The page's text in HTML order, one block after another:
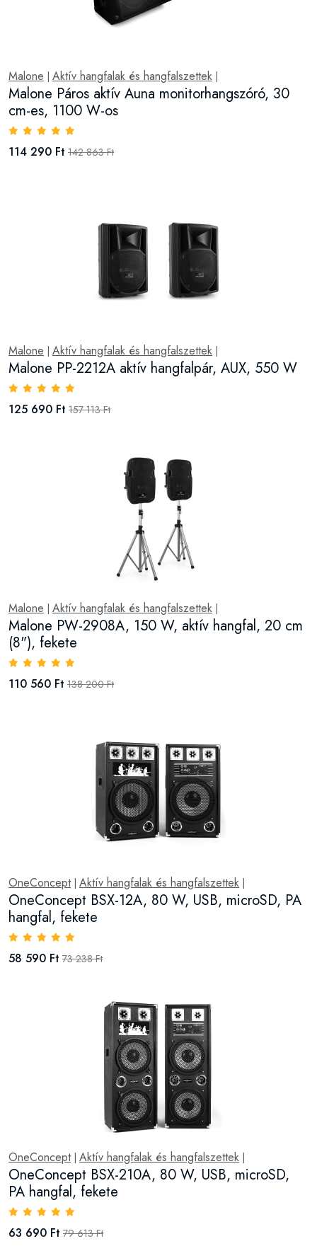
Malone Aktív hangfalak és hangfalszettek
Malone Páros aktív Auna monitorhangszóró, 30
cm-es, 1100 W-os
114 290 Ft 142 863 Ft
Malone Aktív hangfalak és hangfalszettek
Malone PP-2212A aktív hangfalpár, AUX, 550 W
125 690 Ft 157 113 Ft
Malone Aktív hangfalak és hangfalszettek
Malone PW-2908A, 150 W, aktív hangfal, 20 cm
(8"), fekete
110 560 Ft 138 200 Ft
OneConcept| Aktív hangfalak és hangfalszettek
OneConcept BSX-12A, 80 W, USB, microSD, PA
hangfal, fekete
58 590 Ft 73 238 Ft
OneConcept| Aktív hangfalak és hangfalszettek
OneConcept BSX-210A, 80 W, USB, microSD,
PA hangfal, fekete
63 690 Ft 79 613 Ft